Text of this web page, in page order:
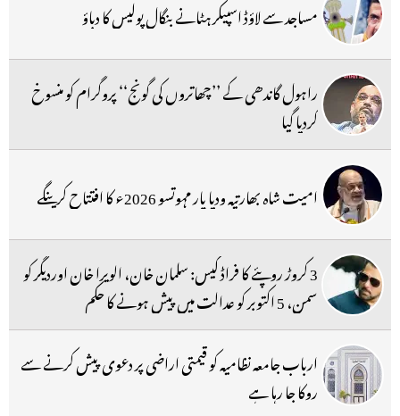
مساجد سے لاؤڈ اسپیکر ہٹانے بنگال پولیس کا دباؤ
راہول گاندھی کے ’’چھاتروں کی گونج‘‘ پروگرام کو منسوخ
کردیا گیا
امیت شاہ بھارتیہ ودیا پار مہوتسو 2026ء کا افتتاح کرینگے
3 کروڑ روپئے کا فراڈ کیس: سلمان خان، الویرا خان اوردیگر کو
سمن، 5 اکتوبر کو عدالت میں پیش ہونے کا حکم
ارباب جامعہ نظامیہ کو قیمتی اراضی پر دعوی پیش کرنے سے
روکا جا رہا ہے